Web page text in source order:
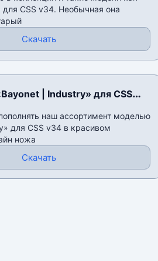
для CSS v34. Необычная она
Скачать
| Industry» для CSS
наш ассортимент моделью
для CSS v34 в красивом
ножа
Скачать